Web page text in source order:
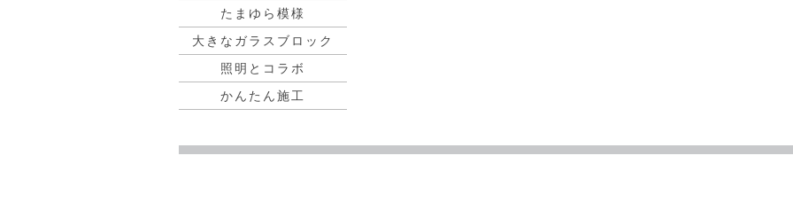
たまゆら模様
大きなガラスブロック
照明とコラボ
かんたん施工